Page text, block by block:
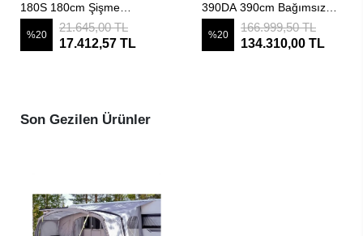
180S 180cm Şişme
Karavan Kapı Üstü
Kanopisi
%20
21.645,00 TL
17.412,57 TL
390DA 390cm Bağımsız
Şişme Çekme ve
MotoKaravan Çadırı (Drive
Away)
%20
166.999,50 TL
134.310,00 TL
Son Gezilen Ürünler